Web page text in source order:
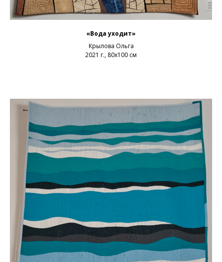
«Вода уходит»
Крылова Ольга
2021 г., 80х100 см